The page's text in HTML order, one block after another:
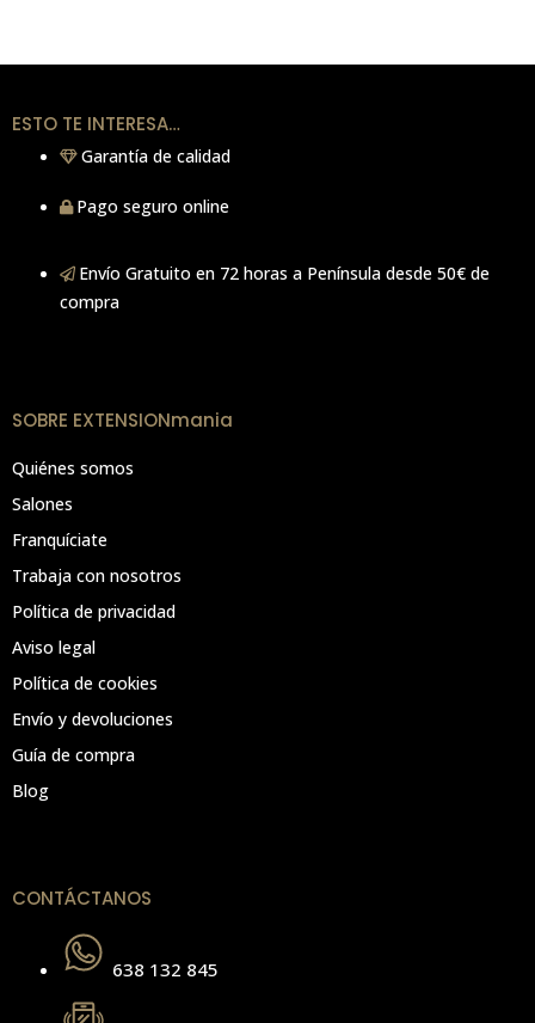
ESTO TE INTERESA…
Garantía de calidad
Pago seguro online
Envío Gratuito en 72 horas a Península desde 50€ de
compra
SOBRE EXTENSIONmania
Quiénes somos
Salones
Franquíciate
Trabaja con nosotros
Política de privacidad
Aviso legal
Política de cookies
Envío y devoluciones
Guía de compra
Blog
CONTÁCTANOS
638 132 845